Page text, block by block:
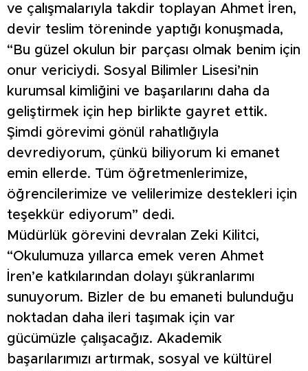
ve çalışmalarıyla takdir toplayan Ahmet İren,
devir teslim töreninde yaptığı konuşmada,
“Bu güzel okulun bir parçası olmak benim için
onur vericiydi. Sosyal Bilimler Lisesi’nin
kurumsal kimliğini ve başarılarını daha da
geliştirmek için hep birlikte gayret ettik.
Şimdi görevimi gönül rahatlığıyla
devrediyorum, çünkü biliyorum ki emanet
emin ellerde. Tüm öğretmenlerimize,
öğrencilerimize ve velilerimize destekleri için
teşekkür ediyorum” dedi.
Müdürlük görevini devralan Zeki Kilitci,
“Okulumuza yıllarca emek veren Ahmet
İren’e katkılarından dolayı şükranlarımı
sunuyorum. Bizler de bu emaneti bulunduğu
noktadan daha ileri taşımak için var
gücümüzle çalışacağız. Akademik
başarılarımızı artırmak, sosyal ve kültürel